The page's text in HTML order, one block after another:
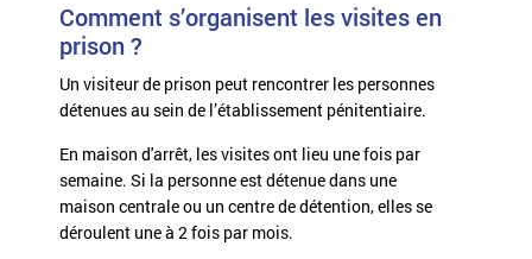
Comment s’organisent les visites en
prison ?
Un visiteur de prison peut rencontrer les personnes
détenues au sein de l’établissement pénitentiaire.
En maison d'arrêt, les visites ont lieu une fois par
semaine. Si la personne est détenue dans une
maison centrale ou un centre de détention, elles se
déroulent une à 2 fois par mois.